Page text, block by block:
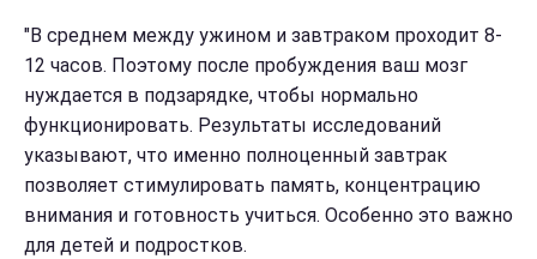
"В среднем между ужином и завтраком проходит 8-
12 часов. Поэтому после пробуждения ваш мозг
нуждается в подзарядке, чтобы нормально
функционировать. Результаты исследований
указывают, что именно полноценный завтрак
позволяет стимулировать память, концентрацию
внимания и готовность учиться. Особенно это важно
для детей и подростков.